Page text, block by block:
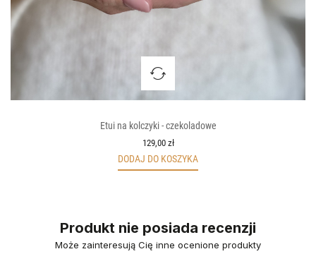
Etui na kolczyki - czekoladowe
129,00 zł
DODAJ DO KOSZYKA
Produkt nie posiada recenzji
Może zainteresują Cię inne ocenione produkty